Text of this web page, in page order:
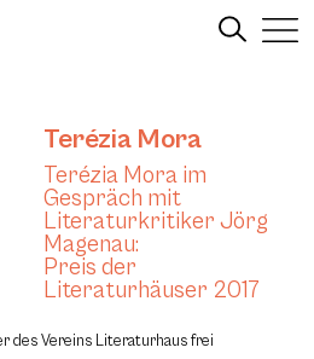
Terézia Mora
Terézia Mora im
Gespräch mit
Literaturkritiker Jörg
Magenau:
Preis der
Literaturhäuser 2017
Vereins Literaturhaus frei